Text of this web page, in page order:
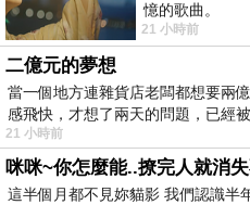
憶的歌曲。
21 小時前
二億元的夢想
當一個地方連雜貨店老闆都想要兩
感飛快，才想了兩天的問題，已經
21 小時前
咪咪~你怎麼能..撩完人就消
這半個月都不見妳貓影 我們認識半